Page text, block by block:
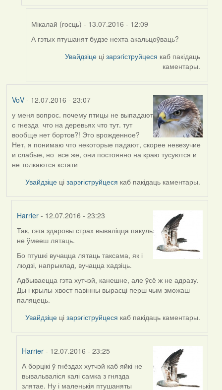
Мікалай (госць) - 13.07.2016 - 12:09
In
Harrier
А гэтых птушанят будзе нехта акальцоўваць?
Увайдзіце цізарэгіструйцеся каб пакідаць
каментары.
VoV- 12.07.2016 - 23:07
у меня вопрос. почему птицы не выпадают
с гнезда что на деревьях что тут. тут
вообще нет бортов?! Это врожденное?
Нет, я понимаю что некоторые падают, скорее невезучие
и слабые, но все же, они постоянно на краю тусуются и
не толкаются кстати
Увайдзіце цізарэгіструйцеся каб пакідаць каментары.
Harrier - 12.07.2016 - 23:23
In
reply
to
by
Так, гэта здаровы страх вываліцца пакуль
не ўмееш лятаць.
Бо птушкі вучацца лятаць таксама, як і
людзі, напрыклад, вучацца хадзіць.
Адбываецца гэта хутчэй, канешне, але ўсё ж не адразу.
Ды і крылы-хвост павінны вырасці перш чым зможаш
паляцець.
Увайдзіце цізарэгіструйцеся каб пакідаць каментары.
Harrier - 12.07.2016 - 23:25
In
reply
А борцікі ў гнёздах хутчэй каб яйкі не
вывальваліся калі самка з гнязда
злятае. Ну і маленькія птушаняты